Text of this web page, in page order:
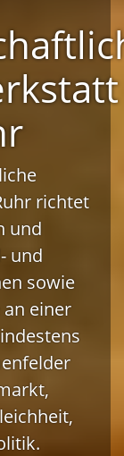
richtet
und
und
sowie
einer